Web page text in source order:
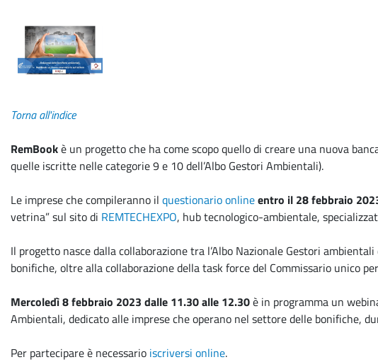
Torna all'indice
RemBookè un progetto che ha come scopo quello di creare una nuova
quelle iscritte nelle categorie 9 e 10 dell’Albo Gestori Ambientali).
Le imprese che compileranno il questionario onlineentro il 28 febbraio
vetrina” sul sito di REMTECHEXPO, hub tecnologico-ambientale,
Il progetto nasce dalla collaborazione tra l’Albo Nazionale Gestori
bonifiche, oltre alla collaborazione della task force del Commissario unico
Mercoledì 8 febbraio 2023 dalle 11.30 alle 12.30è in programma un
Ambientali, dedicato alle imprese che operano nel settore delle bonifiche,
Per partecipare è necessario iscriversi online.